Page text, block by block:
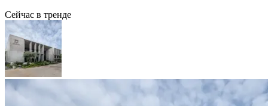
Сейчас в тренде